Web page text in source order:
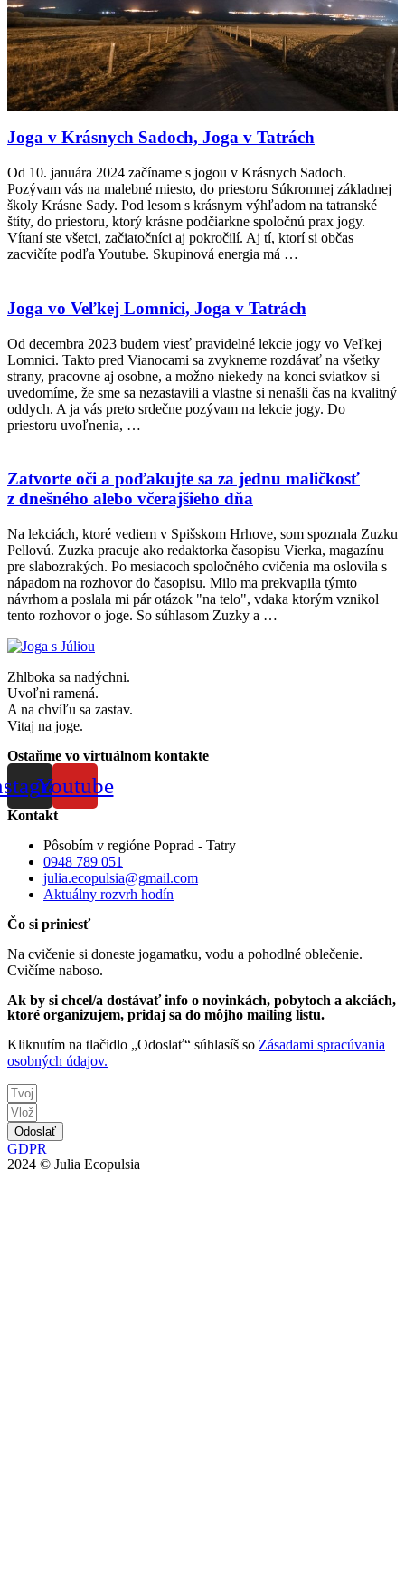
Joga v Krásnych Sadoch, Joga v Tatrách
Od 10. januára 2024 začíname s jogou v Krásnych Sadoch.
Pozývam vás na malebné miesto, do priestoru Súkromnej základnej
školy Krásne Sady. Pod lesom s krásnym výhľadom na tatranské
štíty, do priestoru, ktorý krásne podčiarkne spoločnú prax jogy.
Vítaní ste všetci, začiatočníci aj pokročilí. Aj tí, ktorí si občas
zacvičíte podľa Youtube. Skupinová energia má …
Joga vo Veľkej Lomnici, Joga v Tatrách
Od decembra 2023 budem viesť pravidelné lekcie jogy vo Veľkej
Lomnici. Takto pred Vianocami sa zvykneme rozdávať na všetky
strany, pracovne aj osobne, a možno niekedy na konci sviatkov si
uvedomíme, že sme sa nezastavili a vlastne si nenašli čas na kvalitný
oddych. A ja vás preto srdečne pozývam na lekcie jogy. Do
priestoru uvoľnenia, …
Zatvorte oči a poďakujte sa za jednu maličkosť
z dnešného alebo včerajšieho dňa
Na lekciách, ktoré vediem v Spišskom Hrhove, som spoznala Zuzku
Pellovú. Zuzka pracuje ako redaktorka časopisu Vierka, magazínu
pre slabozrakých. Po mesiacoch spoločného cvičenia ma oslovila s
nápadom na rozhovor do časopisu. Milo ma prekvapila týmto
návrhom a poslala mi pár otázok "na telo", vdaka ktorým vznikol
tento rozhovor o joge. So súhlasom Zuzky a …
Zhlboka sa nadýchni.
Uvoľni ramená.
A na chvíľu sa zastav.
Vitaj na joge.
Ostaňme vo virtuálnom kontakte
Youtube
Kontakt
Pôsobím v regióne Poprad - Tatry
0948 789 051
julia.ecopulsia@gmail.com
Aktuálny rozvrh hodín
Čo si priniesť
Na cvičenie si doneste jogamatku, vodu a pohodlné oblečenie.
Cvičíme naboso.
Ak by si chcel/a dostávať info o novinkách, pobytoch a akciách,
ktoré organizujem, pridaj sa do môjho mailing listu.
Kliknutím na tlačidlo „Odoslať“ súhlasíš so Zásadami spracúvania
osobných údajov.
Odoslať
GDPR
2024 © Julia Ecopulsia